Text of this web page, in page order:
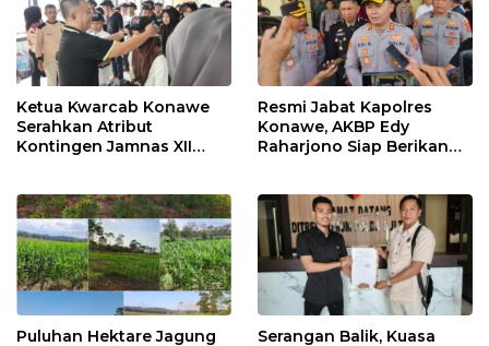
Ketua Kwarcab Konawe
Serahkan Atribut
Kontingen Jamnas XII
Resmi Jabat Kapolres
Konawe, AKBP Edy
Raharjono Siap Berikan
Puluhan Hektare Jagung
Serangan Balik, Kuasa